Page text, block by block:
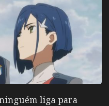
liga para